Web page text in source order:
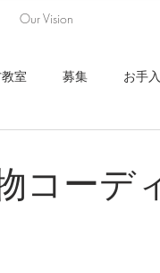
Our Vision
室 募集 お手
コー